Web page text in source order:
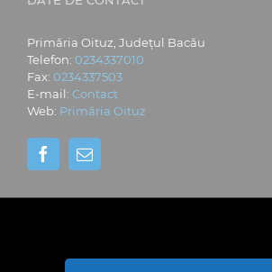
Primăria Oituz, Județul Bacău
Telefon: 0234337010
Fax: 0234337503
E-mail: Contact
Web: Primăria Oituz